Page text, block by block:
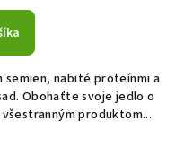
semien, nabité proteínmi a
Obohaťte svoje jedlo o
produktom....